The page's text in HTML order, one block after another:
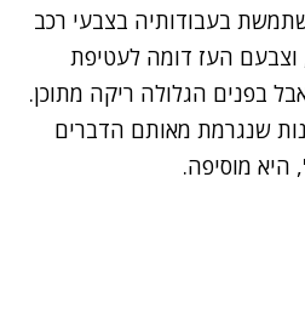
בעבודותיה בצבעי רכב
וצבעם העז דומה לעטיפת
בפנים הגלולה ריקה מתוכן.
שנגרמת מאותם הדברים
היא מוסיפה.